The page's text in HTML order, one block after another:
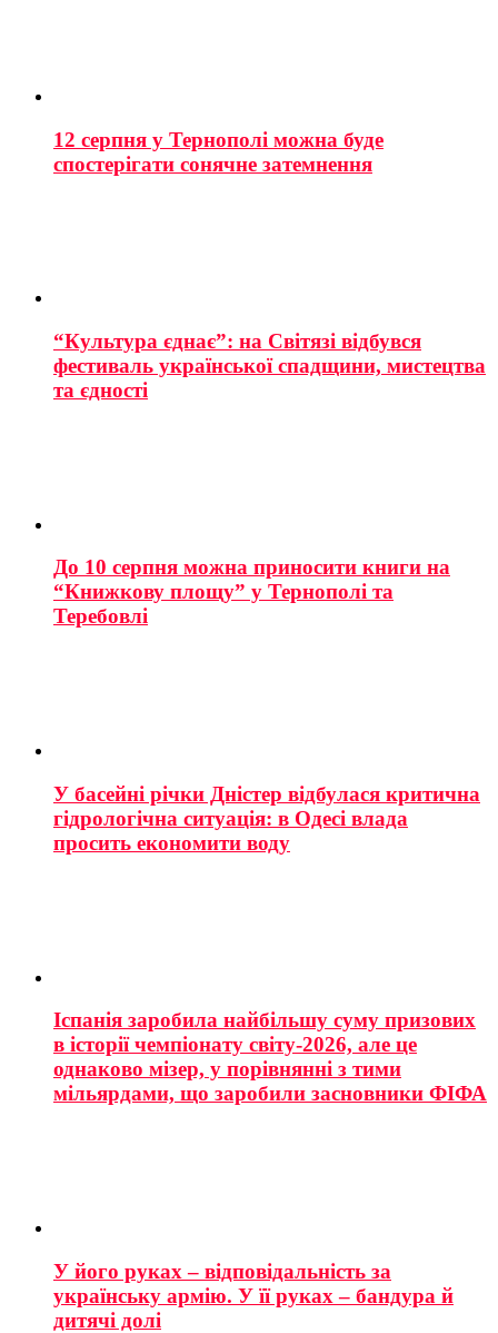
12 серпня у Тернополі можна буде
спостерігати сонячне затемнення
“Культура єднає”: на Світязі відбувся
фестиваль української спадщини, мистецтва
та єдності
До 10 серпня можна приносити книги на
“Книжкову площу” у Тернополі та
Теребовлі
У басейні річки Дністер відбулася критична
гідрологічна ситуація: в Одесі влада
просить економити воду
Іспанія заробила найбільшу суму призових
в історії чемпіонату світу-2026, але це
однаково мізер, у порівнянні з тими
мільярдами, що заробили засновники ФІФА
У його руках – відповідальність за
українську армію. У її руках – бандура й
дитячі долі